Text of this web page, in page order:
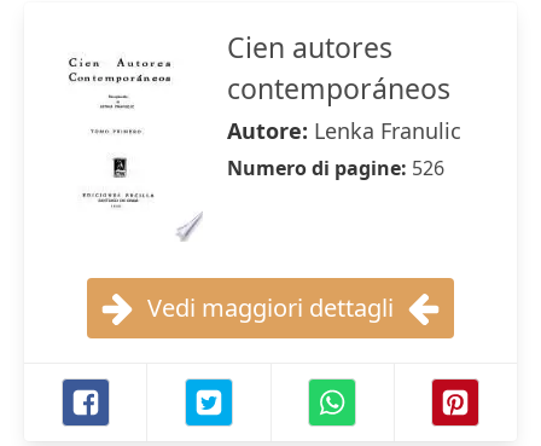
Cien autores
contemporáneos
Autore: Lenka Franulic
Numero di pagine: 526
Vedi maggiori dettagli